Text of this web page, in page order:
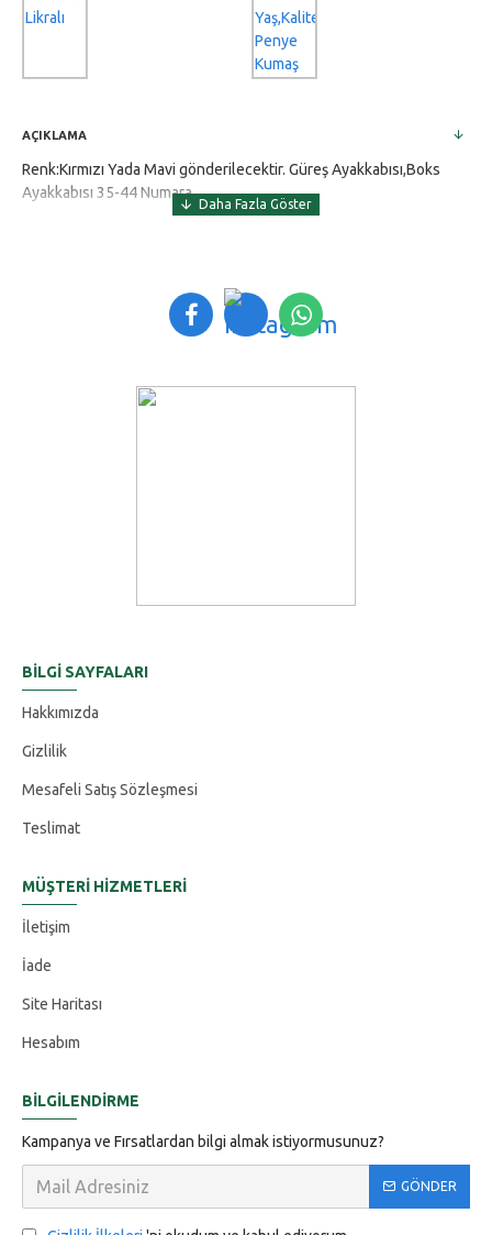
AÇIKLAMA
Renk:Kırmızı Yada Mavi gönderilecektir. Güreş Ayakkabısı,Boks
Ayakkabısı 35-44 Numara
BILGI SAYFALARI
Hakkımızda
Gizlilik
Mesafeli Satış Sözleşmesi
Teslimat
MÜŞTERI HIZMETLERI
İletişim
İade
Site Haritası
Hesabım
BILGILENDIRME
Kampanya ve Fırsatlardan bilgi almak istiyormusunuz?
GÖNDER